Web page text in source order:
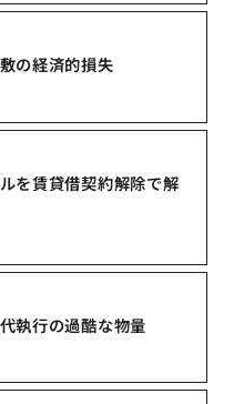
の経済的損失
を賃貸借契約解除で解
執行の過酷な物量